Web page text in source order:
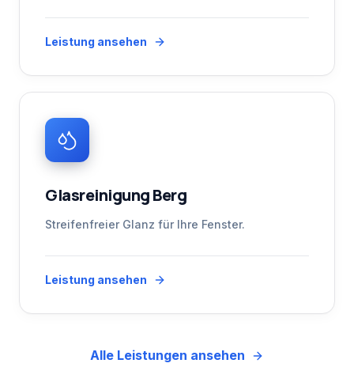
Leistung ansehen
Glasreinigung Berg
Streifenfreier Glanz für Ihre Fenster.
Leistung ansehen
Alle Leistungen ansehen